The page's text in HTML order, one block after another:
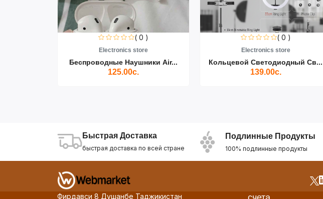
( 0 )
Electronics store
Беспроводные Наушники Air...
125.00с.
( 0 )
Electronics store
Кольцевой Светодиодный Св...
139.00с.
Быстрая Доставка
быстрая доставка по всей стране
Подлинные Продукты
100% подлинные продукты
Фирдавси 8 Душанбе Таджикистан